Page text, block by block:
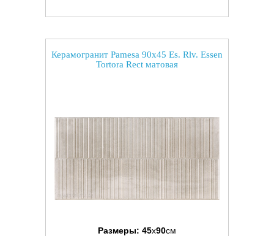
Керамогранит Pamesa 90x45 Es. Rlv. Essen
Tortora Rect матовая
Размеры: 45x90см